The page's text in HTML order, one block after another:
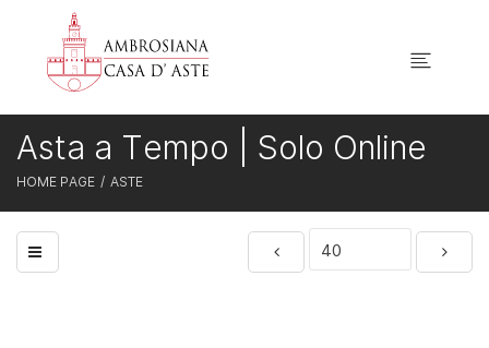
HOME PAGE ASTE
Asta a Tempo | Solo Online